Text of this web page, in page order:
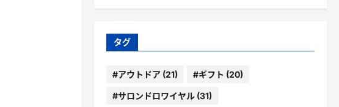
ゴ
ー
タグ
#アウトドア(21) #ギフト (20)
#サロンドロワイヤル(31)